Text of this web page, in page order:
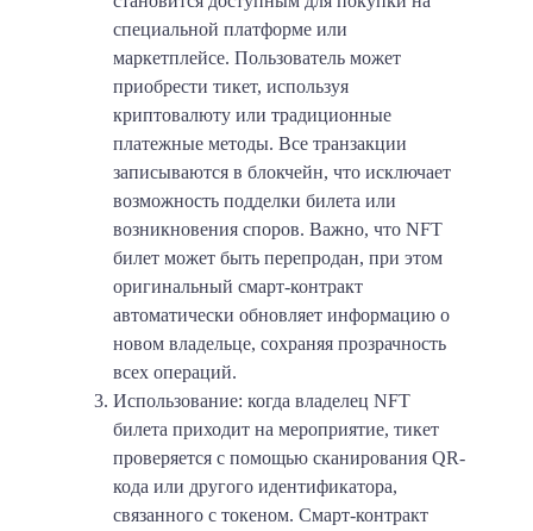
специальной платформе или
маркетплейсе. Пользователь может
приобрести тикет, используя
криптовалюту или традиционные
платежные методы. Все транзакции
записываются в блокчейн, что исключает
возможность подделки билета или
возникновения споров. Важно, что NFT
билет может быть перепродан, при этом
оригинальный смарт-контракт
автоматически обновляет информацию о
новом владельце, сохраняя прозрачность
всех операций.
Использование: когда владелец NFT
билета приходит на мероприятие, тикет
проверяется с помощью сканирования QR-
кода или другого идентификатора,
связанного с токеном. Смарт-контракт